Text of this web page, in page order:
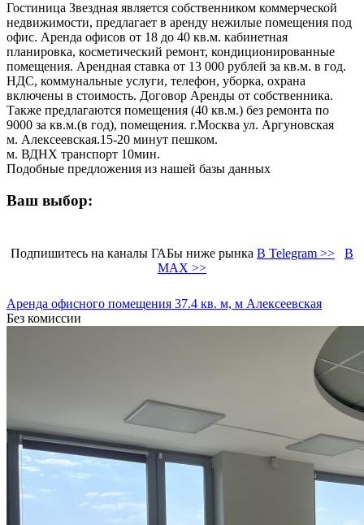
Гостиница Звездная является собственником коммерческой
недвижимости, предлагает в аренду нежилые помещения под
офис. Аренда офисов от 18 до 40 кв.м. кабинетная
планировка, косметический ремонт, кондиционированные
помещения. Арендная ставка от 13 000 рублей за кв.м. в год.
НДС, коммунальные услуги, телефон, уборка, охрана
включены в стоимость. Договор Аренды от собственника.
Также предлагаются помещения (40 кв.м.) без ремонта по
9000 за кв.м.(в год), помещения. г.Москва ул. Аргуновская
м. Алексеевская.15-20 минут пешком.
м. ВДНХ транспорт 10мин.
Подобные предложения из нашей базы данных
Ваш выбор:
Подпишитесь на каналы ГАБы ниже рынка В Telegram >>
В
MAX >>
Аренда офисного помещения 37.4 кв. м, м Алексеевская
Без комиссии